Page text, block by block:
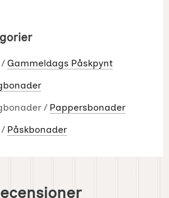
/ Gammeldags Påskpynt
/ Pappersbonader
/ Påskbonader